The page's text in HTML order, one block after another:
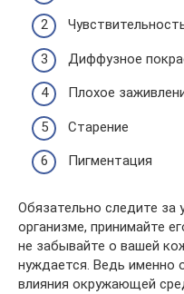
Диффузное
Плохое
Старение
Пигментация
Обязательно следите за
организме, принимайте
не забывайте о вашей
нуждается. Ведь именно
влияния окружающей